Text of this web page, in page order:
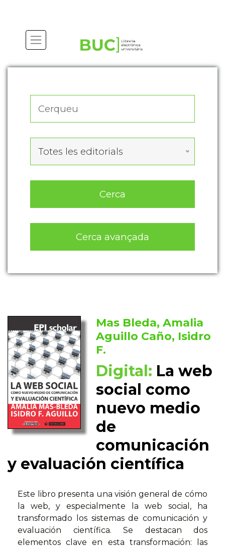
Totes les editorials
Cerca
Cerca avançada
Mas Bleda, Amalia
Aguillo Caño, Isidro
F.
Digital: La web
social como
nuevo medio
de
comunicación
y evaluación científica
Este libro presenta una visión general de cómo
la web, y especialmente la web social, ha
transformado los sistemas de comunicación y
evaluación científica. Se destacan dos
elementos clave en esta transformación: las